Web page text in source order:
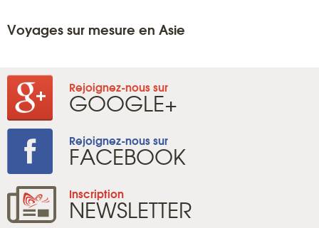
Voyages sur mesure en Asie
Rejoignez-nous sur
GOOGLE+
Rejoignez-nous sur
FACEBOOK
Inscription
NEWSLETTER